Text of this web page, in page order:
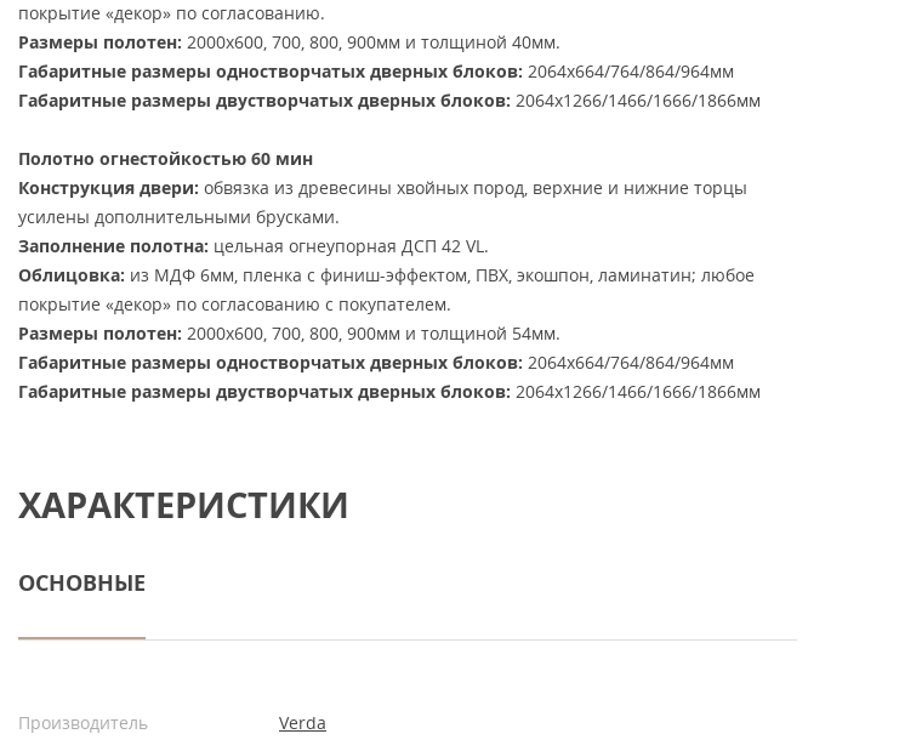
покрытие «декор» по согласованию.
Размеры полотен: 2000х600, 700, 800, 900мм и толщиной 40мм.
Габаритные размеры одностворчатых дверных блоков: 2064х664/764/864/964мм
Габаритные размеры двустворчатых дверных блоков: 2064х1266/1466/1666/1866мм
Полотно огнестойкостью 60 мин
Конструкция двери: обвязка из древесины хвойных пород, верхние и нижние торцы
усилены дополнительными брусками.
Заполнение полотна: цельная огнеупорная ДСП 42 VL.
Облицовка: из МДФ 6мм, пленка с финиш-эффектом, ПВХ, экошпон, ламинатин; любое
покрытие «декор» по согласованию с покупателем.
Размеры полотен: 2000х600, 700, 800, 900мм и толщиной 54мм.
Габаритные размеры одностворчатых дверных блоков: 2064х664/764/864/964мм
Габаритные размеры двустворчатых дверных блоков: 2064х1266/1466/1666/1866мм
ХАРАКТЕРИСТИКИ
ОСНОВНЫЕ
Производитель Verda